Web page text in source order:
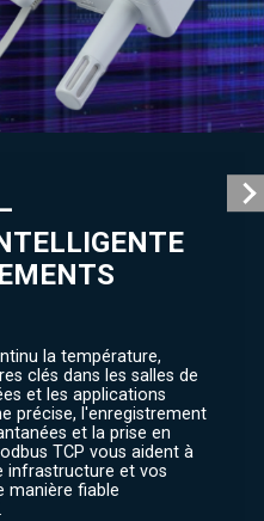
la température,
clés dans les salles de
et les applications
précise, l'enregistrement
et la prise en
TCP vous aident à
infrastructure et vos
manière fiable